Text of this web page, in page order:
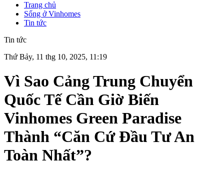
Trang chủ
Sống ở Vinhomes
Tin tức
Tin tức
Thứ Bảy, 11 thg 10, 2025, 11:19
Vì Sao Cảng Trung Chuyển
Quốc Tế Cần Giờ Biến
Vinhomes Green Paradise
Thành “Căn Cứ Đầu Tư An
Toàn Nhất”?